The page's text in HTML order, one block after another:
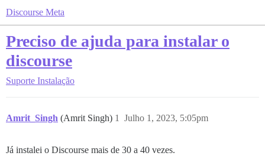
Discourse Meta
Preciso de ajuda para instalar o
discourse
Suporte Instalação
Amrit_Singh (Amrit Singh) Julho 1, 2023, 5:05pm
1
Já instalei o Discourse mais de 30 a 40 vezes.